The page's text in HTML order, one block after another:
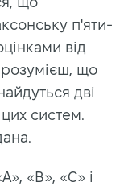
п'яти-
від
що
дві
систем.
«B», «C» і